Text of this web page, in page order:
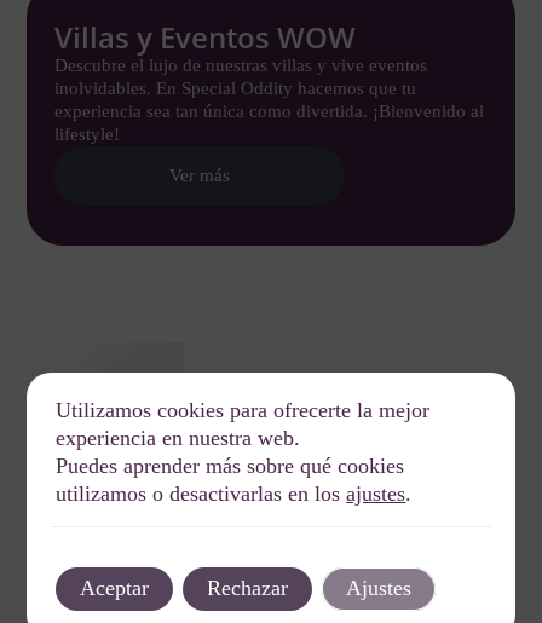
Villas y Eventos WOW
Descubre el lujo de nuestras villas y vive eventos
inolvidables. En Special Oddity hacemos que tu
experiencia sea tan única como divertida. ¡Bienvenido al
lifestyle!
Ver más
Legal
Política de privacidad
Utilizamos cookies para ofrecerte la mejor
experiencia en nuestra web.
Puedes aprender más sobre qué cookies
utilizamos o desactivarlas en losajustes.
Aceptar Rechazar Ajustes